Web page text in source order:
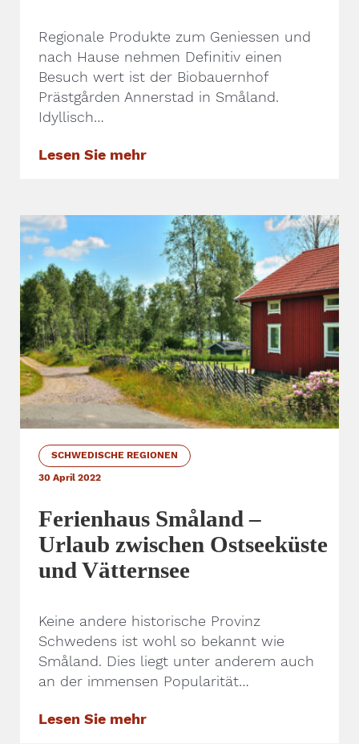
Regionale Produkte zum Geniessen und
nach Hause nehmen Definitiv einen
Besuch wert ist der Biobauernhof
Prästgården Annerstad in Småland.
Idyllisch…
Lesen Sie mehr
SCHWEDISCHE REGIONEN
30 April 2022
Ferienhaus Småland –
Urlaub zwischen Ostseeküste
und Vätternsee
Keine andere historische Provinz
Schwedens ist wohl so bekannt wie
Småland. Dies liegt unter anderem auch
an der immensen Popularität…
Lesen Sie mehr